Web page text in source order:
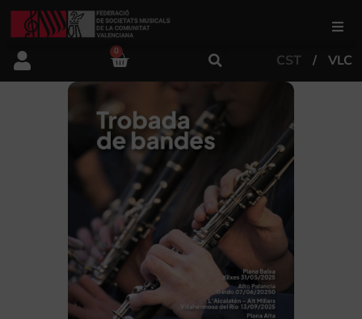
FSMCV
Àrea de gestió
Àrea educativa
Àrea Artística
Actualitat
0
CST VLC